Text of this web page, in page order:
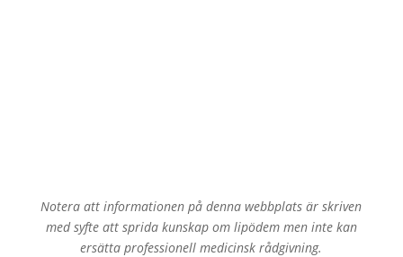
Notera att informationen på denna webbplats är skriven
med syfte att sprida kunskap om lipödem men inte kan
ersätta professionell medicinsk rådgivning.